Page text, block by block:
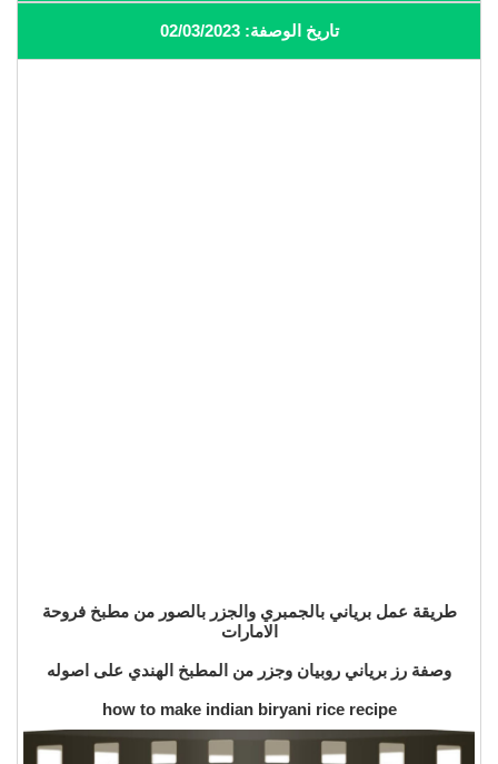
تاريخ الوصفة: 02/03/2023
طريقة عمل برياني بالجمبري والجزر بالصور من مطبخ فروحة
الامارات
وصفة رز برياني روبيان وجزر من المطبخ الهندي على اصوله
how to make indian biryani rice recipe